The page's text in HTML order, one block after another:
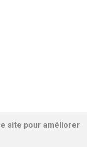
site pour améliorer